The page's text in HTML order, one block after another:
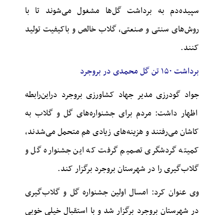
سپیده‌دم به برداشت گل‌ها مشغول می‌شوند تا با
روش‌های سنتی و صنعتی، گلاب خالص و باکیفیت تولید
کنند.
برداشت ۱۵۰ تن گل محمدی در بروجرد
جواد گودرزی مدیر جهاد کشاورزی بروجرد دراین‌رابطه
اظهار داشت: مردم برای جشنواره‌های گل و گلاب به
کاشان می‌رفتند و هزینه‌های زیادی هم متحمل می‌شدند،
کمیته گردشگری تصمیم گرفت که این جشنواره گل و
گلاب‌گیری را در شهرستان بروجرد برگزار کند.
وی عنوان کرد: امسال اولین جشنواره گل و گلاب‌گیری
در شهرستان بروجرد برگزار شد و با استقبال خیلی خوبی